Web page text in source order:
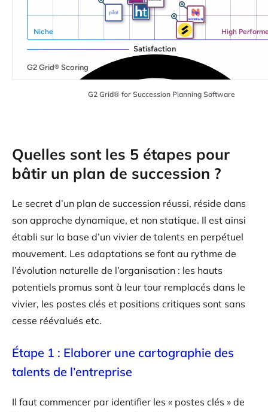
G2 Grid® for Succession Planning Software
Quelles sont les 5 étapes pour
bâtir un plan de succession ?
Le secret d’un plan de succession réussi, réside dans
son approche dynamique, et non statique. Il est ainsi
établi sur la base d’un vivier de talents en perpétuel
mouvement. Les adaptations se font au rythme de
l’évolution naturelle de l’organisation : les hauts
potentiels promus sont à leur tour remplacés dans le
vivier, les postes clés et positions critiques sont sans
cesse réévalués etc.
Étape 1 : Elaborer une cartographie des
talents de l’entreprise
Il faut commencer par identifier les « postes clés » de